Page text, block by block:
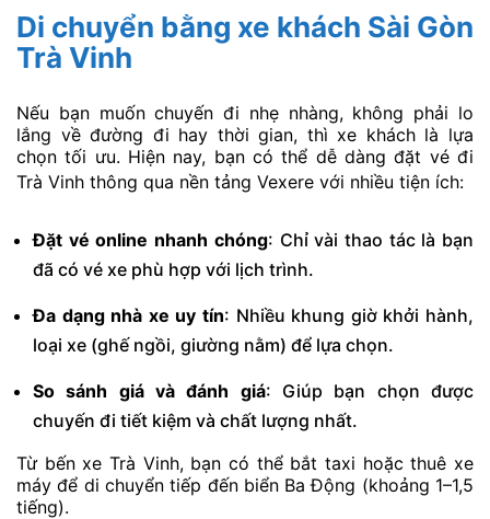
Di chuyển bằng xe khách Sài Gòn
Trà Vinh
Nếu bạn muốn chuyến đi nhẹ nhàng, không phải lo
lắng về đường đi hay thời gian, thì xe khách là lựa
chọn tối ưu. Hiện nay, bạn có thể dễ dàng đặt vé đi
Trà Vinh thông qua nền tảng Vexere với nhiều tiện ích:
Đặt vé online nhanh chóng: Chỉ vài thao tác là bạn
đã có vé xe phù hợp với lịch trình.
Đa dạng nhà xe uy tín: Nhiều khung giờ khởi hành,
loại xe (ghế ngồi, giường nằm) để lựa chọn.
So sánh giá và đánh giá: Giúp bạn chọn được
chuyến đi tiết kiệm và chất lượng nhất.
Từ bến xe Trà Vinh, bạn có thể bắt taxi hoặc thuê xe
máy để di chuyển tiếp đến biển Ba Động (khoảng 1–1,5
tiếng).